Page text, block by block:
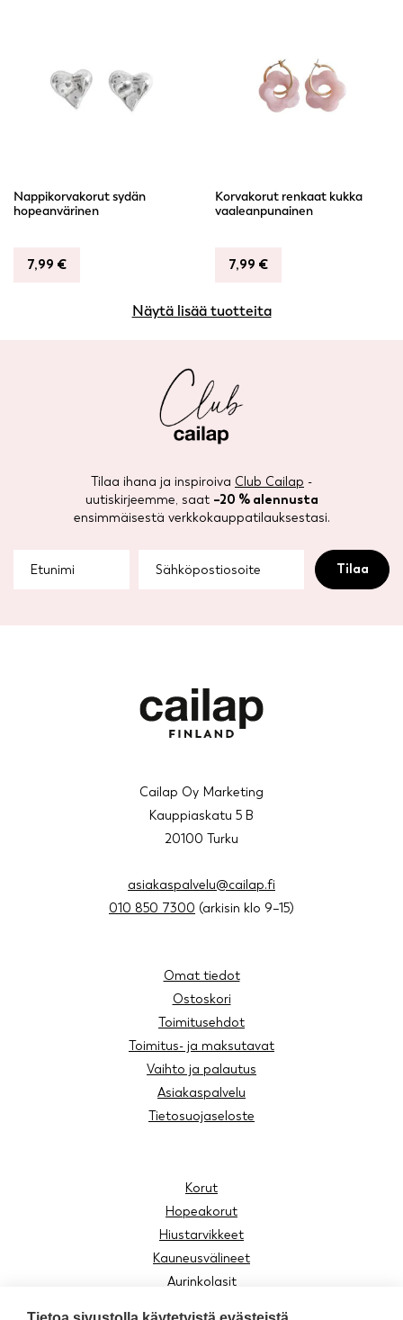
Nappikorvakorut sydän
hopeanvärinen
7,99 €
Korvakorut renkaat kukka
vaaleanpunainen
7,99 €
Näytä lisää tuotteita
Tilaa ihana ja inspiroiva Club Cailap -
uutiskirjeemme, saat –20 % alennusta
ensimmäisestä verkkokauppatilauksestasi.
Cailap Oy Marketing
Kauppiaskatu 5 B
20100 Turku
asiakaspalvelu@cailap.fi
010 850 7300 (arkisin klo 9–15)
Omat tiedot
Ostoskori
Toimitusehdot
Toimitus- ja maksutavat
Vaihto ja palautus
Asiakaspalvelu
Tietosuojaseloste
Korut
Hopeakorut
Hiustarvikkeet
Kauneusvälineet
Aurinkolasit